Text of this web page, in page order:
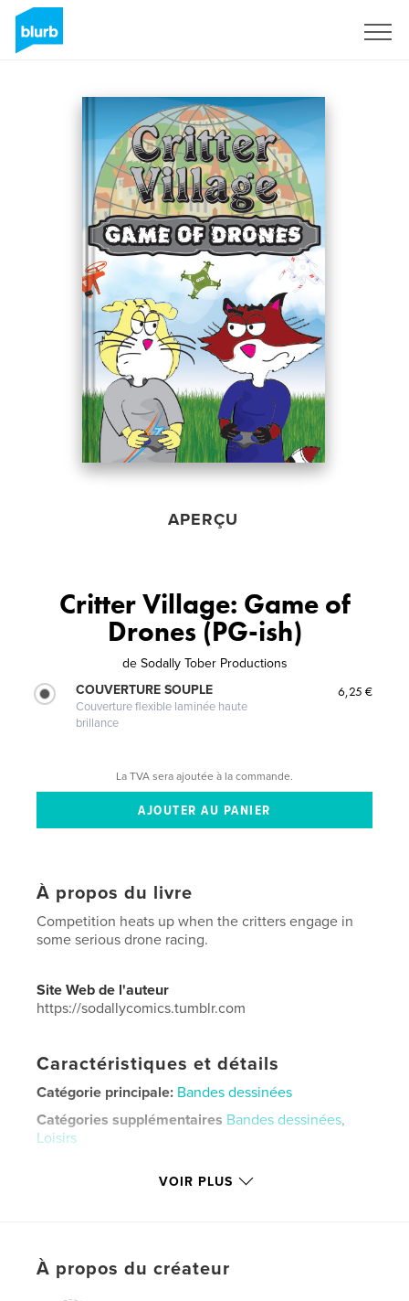
APERÇU
Critter Village: Game of
Drones (PG-ish)
de Sodally Tober Productions
COUVERTURE SOUPLE
Couverture flexible laminée haute
brillance
6,25 €
La TVA sera ajoutée à la commande.
À propos du livre
Competition heats up when the critters engage in
some serious drone racing.
Site Web de l'auteur
https://sodallycomics.tumblr.com
Caractéristiques et détails
Catégorie principale: Bandes dessinées
Catégories supplémentaires Bandes dessinées,
Loisirs
Date de publication:
Langue English
VOIR PLUS
À propos du créateur